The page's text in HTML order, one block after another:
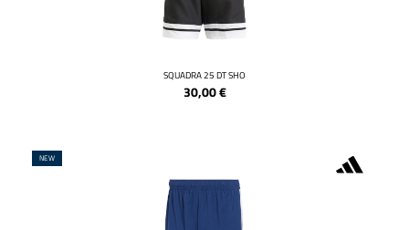
SQUADRA 25 DT SHO
30,00€
NEW